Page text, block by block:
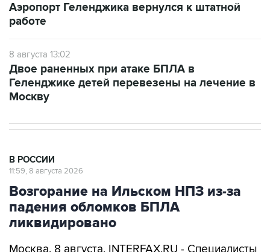
Аэропорт Геленджика вернулся к штатной
работе
8 августа 13:02
Двое раненных при атаке БПЛА в
Геленджике детей перевезены на лечение в
Москву
В РОССИИ
11:59, 8 августа 2026
Возгорание на Ильском НПЗ из-за
падения обломков БПЛА
ликвидировано